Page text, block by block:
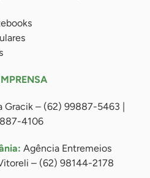
Gracik – (62) 99887-5463 |
4106
Agência Entremeios
– (62) 98144-2178